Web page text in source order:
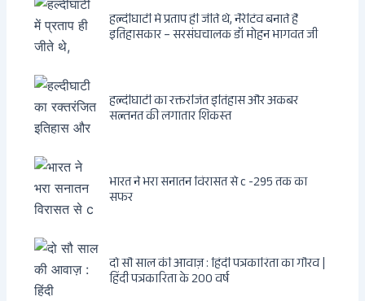
हल्दीघाटी में प्रताप ही जीते थे, नैरेटिव बनाते हैं
इतिहासकार – सरसंघचालक डॉ मोहन भागवत जी
हल्दीघाटी का रक्तरंजित इतिहास और अकबर
सल्तनत की लगातार शिकस्त
भारत ने भरा सनातन विरासत से c -295 तक का
सफर
दो सौ साल की आवाज़ : हिंदी पत्रकारिता का गौरव |
हिंदी पत्रकारिता के 200 वर्ष